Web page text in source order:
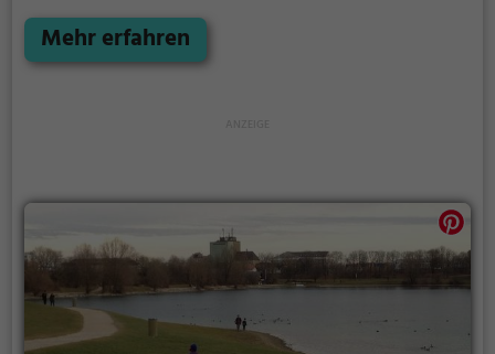
der Poschinger Weiher bietet zahlreiche
Möglichkeiten für Freizeitaktivitäten.
Mehr erfahren